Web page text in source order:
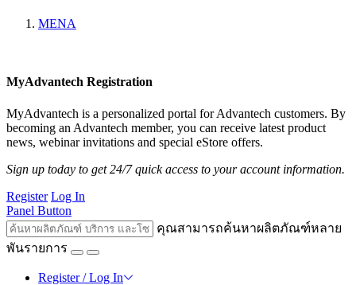
MENA
MyAdvantech Registration
MyAdvantech is a personalized portal for Advantech customers. By
becoming an Advantech member, you can receive latest product
news, webinar invitations and special eStore offers.
Sign up today to get 24/7 quick access to your account information.
Register Log In
Panel Button
คุณสามารถค้นหาผลิตภัณฑ์หลาย
พันรายการ
Register / Log In